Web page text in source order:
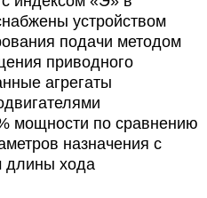
устройством
подачи методом
приводного
агрегаты
мощности по сравнению
назначения с
длины хода